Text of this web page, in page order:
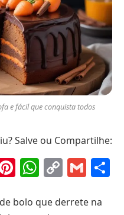
e fácil que conquista todos
Salve ou Compartilhe:
Pinterest
Copy
bolo que derrete na